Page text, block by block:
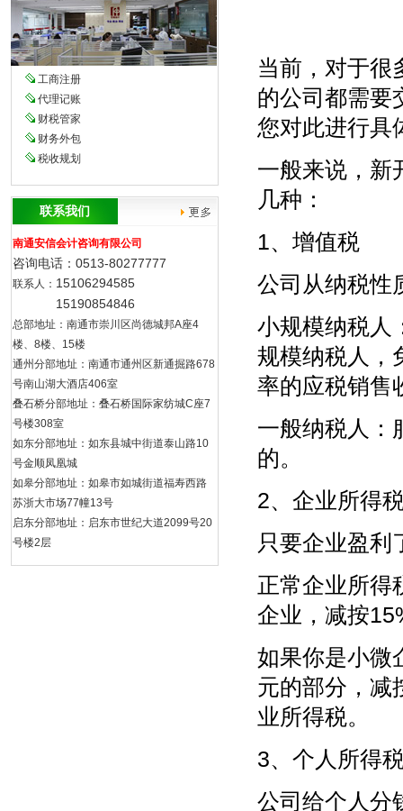
工商注册
代理记账
财税管家
财务外包
税收规划
联系我们
南通安信会计咨询有限公司
咨询电话：0513-80277777
联系人： 15106294585
15190854846
总部地址：南通市崇川区尚德城邦A座4
楼、8楼、15楼
通州分部地址：南通市通州区新通掘路678
号南山湖大酒店406室
叠石桥分部地址：叠石桥国际家纺城C座7
号楼308室
如东分部地址：如东县城中街道泰山路10
号金顺凤凰城
如皋分部地址：如皋市如城街道福寿西路
苏浙大市场77幢13号
启东分部地址：启东市世纪大道2099号20
号楼2层
当前，对于很
的公司都需要
您对此进行具
一般来说，新
几种：
1、增值税
公司从纳税性
小规模纳税人
规模纳税人，
率的应税销售
一般纳税人：
的。
2、企业所得
只要企业盈利
正常企业所得
企业，减按
如果你是小微
元的部分，减
业所得税。
3、个人所得
公司给个人分